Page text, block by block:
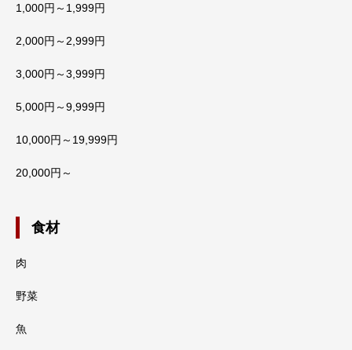
1,000円～1,999円
2,000円～2,999円
3,000円～3,999円
5,000円～9,999円
10,000円～19,999円
20,000円～
食材
肉
野菜
魚